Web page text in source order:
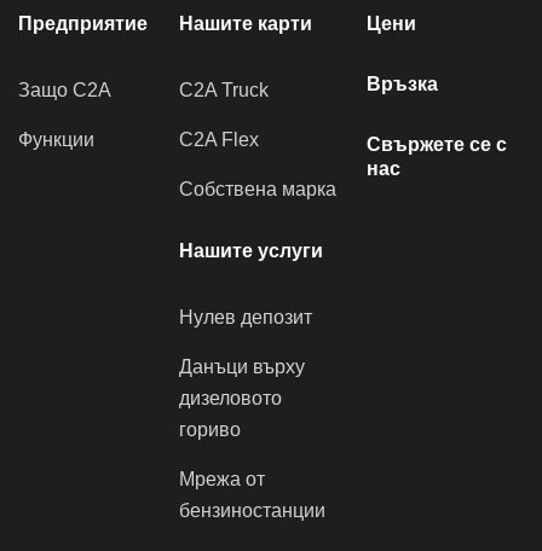
Предприятие
Защо C2A
Функции
Нашите карти
C2A Truck
C2A Flex
Собствена марка
Нашите услуги
Нулев депозит
Данъци върху
дизеловото
гориво
Мрежа от
бензиностанции
Цени
Връзка
Свържете се с
нас